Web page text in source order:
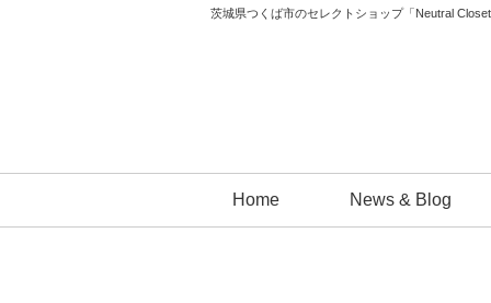
茨城県つくば市のセレクトショップ「Neutral
コ
ン
Home News & Blog